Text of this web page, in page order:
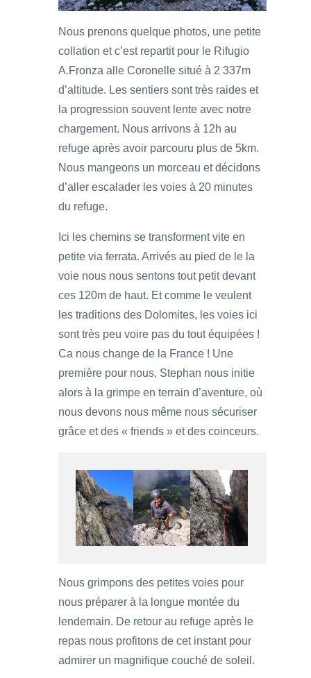
Nous prenons quelque photos, une petite
collation et c’est repartit pour le Rifugio
A.Fronza alle Coronelle situé à 2 337m
d’altitude. Les sentiers sont très raides et
la progression souvent lente avec notre
chargement. Nous arrivons à 12h au
refuge après avoir parcouru plus de 5km.
Nous mangeons un morceau et décidons
d’aller escalader les voies à 20 minutes
du refuge.
Ici les chemins se transforment vite en
petite via ferrata. Arrivés au pied de le la
voie nous nous sentons tout petit devant
ces 120m de haut. Et comme le veulent
les traditions des Dolomites, les voies ici
sont très peu voire pas du tout équipées !
Ca nous change de la France ! Une
première pour nous, Stephan nous initie
alors à la grimpe en terrain d’aventure, où
nous devons nous même nous sécuriser
grâce et des « friends » et des coinceurs.
Nous grimpons des petites voies pour
nous préparer à la longue montée du
lendemain. De retour au refuge après le
repas nous profitons de cet instant pour
admirer un magnifique couché de soleil.